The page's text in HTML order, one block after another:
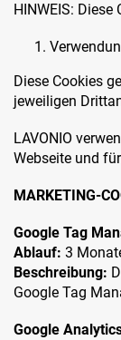
HINWEIS:
Diese Cookies
jeweiligen
LAVONIO
Webseite und
MARKETING-
Google Tag
Ablauf: 3
Beschreibung:
Google Tag
Google